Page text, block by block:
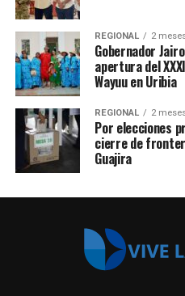
REGIONAL 2
Gobernador
apertura del
Wayuu en Uribia
REGIONAL 2
Por elecciones
cierre de
Guajira